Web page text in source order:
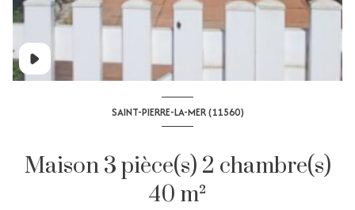
SAINT-PIERRE-LA-MER (11560)
Maison 3 pièce(s) 2 chambre(s)
40 m²